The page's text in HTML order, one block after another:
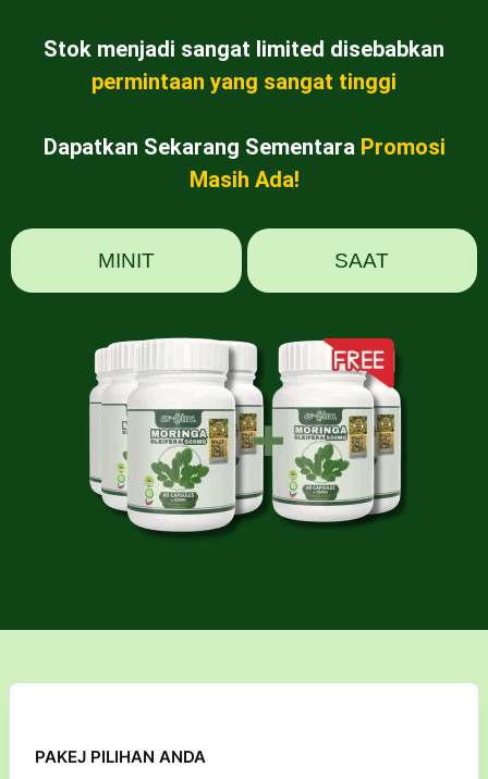
Stok menjadi sangat limited disebabkan
permintaan yang sangat tinggi
Dapatkan Sekarang Sementara Promosi
Masih Ada!
MINIT SAAT
PAKEJ PILIHAN ANDA